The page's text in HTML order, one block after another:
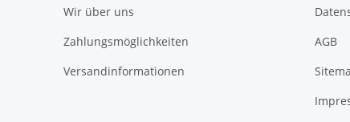
Wir über uns
Zahlungsmöglichkeiten
Versandinformationen
AGB